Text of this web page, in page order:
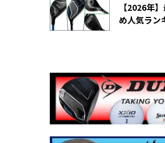
【2026年
め人気ラン